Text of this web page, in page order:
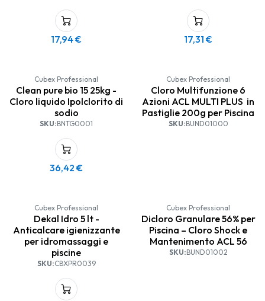
17,94€ 17,31 €
Cubex Professional
Clean pure bio 15 25kg -
Cloro liquido Ipolclorito di
sodio
SKU:BNTG0001
36,42 €
Cubex Professional
Cloro Multifunzione 6
Azioni ACL MULTI PLUS in
Pastiglie 200g per Piscina
SKU:BUND01000
Cubex Professional
Dekal Idro 5 lt -
Anticalcare igienizzante
per idromassaggi e
piscine
SKU:CBXPR0039
Cubex Professional
Dicloro Granulare 56% per
Piscina – Cloro Shock e
Mantenimento ACL 56
SKU:BUND01002